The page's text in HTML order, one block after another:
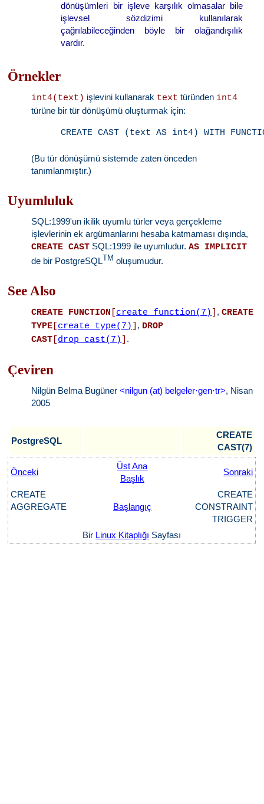
dönüşümleri bir işleve karşılık olmasalar bile
işlevsel sözdizimi kullanılarak
çağrılabileceğinden böyle bir olağandışılık
vardır.
Örnekler
int4(text) işlevini kullanarak text türünden int4
türüne bir tür dönüşümü oluşturmak için:
(Bu tür dönüşümü sistemde zaten önceden
tanımlanmıştır.)
Uyumluluk
SQL:1999'un ikilik uyumlu türler veya gerçekleme
işlevlerinin ek argümanlarını hesaba katmaması dışında,
CREATE CAST SQL:1999 ile uyumludur.AS IMPLICIT
de bir PostgreSQL TM oluşumudur.
See Also
CREATE FUNCTION create_function(7) ,CREATE
TYPE create_type(7) , DROP
CAST drop_cast(7) .
Çeviren
Nilgün Belma Bugüner<nilgun (at) belgeler·gen·tr>, Nisan
2005
PostgreSQL
CREATE
CAST(7)
Önceki
Üst Ana
Başlık
Sonraki
CREATE
AGGREGATE
Başlangıç
CREATE
CONSTRAINT
TRIGGER
Bir Linux Kitaplığı Sayfası